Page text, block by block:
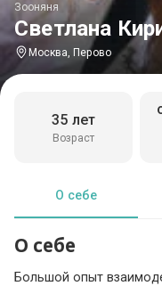
Светлана
Зооняня
Москва, Перово
Возраст
35 лет
О себе
О себе
Большой опыт